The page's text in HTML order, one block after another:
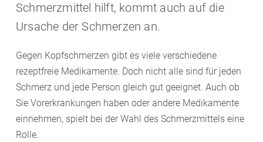
Schmerzmittel hilft, kommt auch auf die
Ursache der Schmerzen an.
Gegen Kopfschmerzen gibt es viele verschiedene
rezeptfreie Medikamente. Doch nicht alle sind für jeden
Schmerz und jede Person gleich gut geeignet. Auch ob
Sie Vorerkrankungen haben oder andere Medikamente
einnehmen, spielt bei der Wahl des Schmerzmittels eine
Rolle.